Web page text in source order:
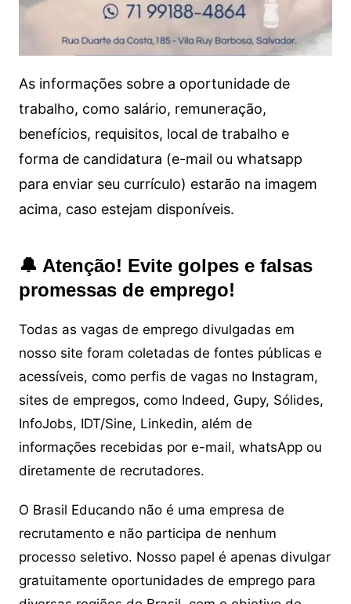
As informações sobre a oportunidade de
trabalho, como salário, remuneração,
benefícios, requisitos, local de trabalho e
forma de candidatura (e-mail ou whatsapp
para enviar seu currículo) estarão na imagem
acima, caso estejam disponíveis.
🔔 Atenção! Evite golpes e falsas
promessas de emprego!
Todas as vagas de emprego divulgadas em
nosso site foram coletadas de fontes públicas e
acessíveis, como perfis de vagas no Instagram,
sites de empregos, como Indeed, Gupy, Sólides,
InfoJobs, IDT/Sine, Linkedin, além de
informações recebidas por e-mail, whatsApp ou
diretamente de recrutadores.
O Brasil Educando não é uma empresa de
recrutamento e não participa de nenhum
processo seletivo. Nosso papel é apenas divulgar
gratuitamente oportunidades de emprego para